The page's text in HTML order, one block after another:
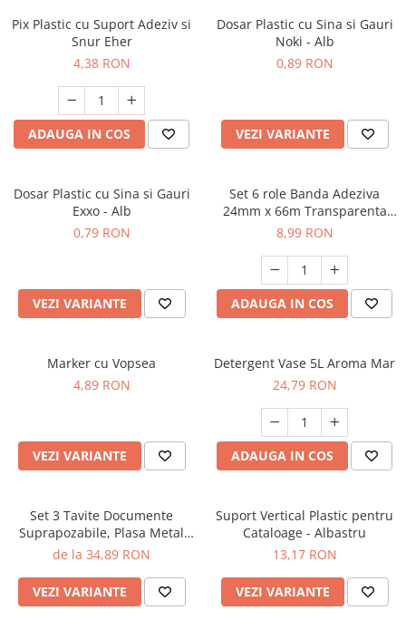
Hartie igienica
Role Prosop
Role Prosop, Curatenie si Protocol
Servetele
Sapunuri
Pix Plastic cu Suport Adeziv si
Snur Eher
4,38 RON
ADAUGA IN COS
Dosar Plastic cu Sina si Gauri
Noki - Alb
0,89 RON
VEZI VARIANTE
Dosar Plastic cu Sina si Gauri
Exxo - Alb
0,79 RON
VEZI VARIANTE
Set 6 role Banda Adeziva
24mm x 66m Transparenta
EHER
8,99 RON
ADAUGA IN COS
Marker cu Vopsea
4,89 RON
VEZI VARIANTE
Detergent Vase 5L Aroma Mar
24,79 RON
ADAUGA IN COS
Set 3 Tavite Documente
Suprapozabile, Plasa Metal
Eher
de la 34,89 RON
VEZI VARIANTE
Suport Vertical Plastic pentru
Cataloage - Albastru
13,17 RON
VEZI VARIANTE